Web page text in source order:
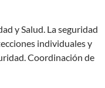
y Salud. La seguridad
individuales y
Coordinación de